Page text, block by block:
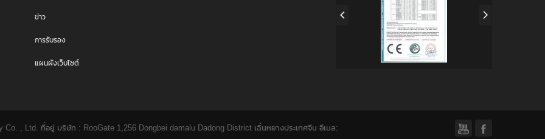
ข่าว
การรับรอง
แผนผังเว็บไซต์
 
, Ltd. ที่อยู่ บริษัท : RooGate 1,256 Dongbei damalu Dadong District เฉิ่นหยางประเทศจีน อีเมล: